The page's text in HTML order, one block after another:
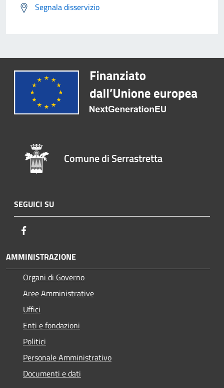
Segnala disservizio
Comune di Serrastretta
SEGUICI SU
AMMINISTRAZIONE
Organi di Governo
Aree Amministrative
Uffici
Enti e fondazioni
Politici
Personale Amministrativo
Documenti e dati